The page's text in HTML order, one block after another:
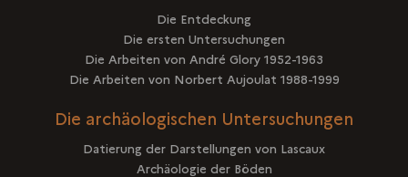
Die Entdeckung
Die ersten Untersuchungen
Die Arbeiten von André Glory 1952-1963
Die Arbeiten von Norbert Aujoulat 1988-1999
Die archäologischen Untersuchungen
Datierung der Darstellungen von Lascaux
Archäologie der Böden